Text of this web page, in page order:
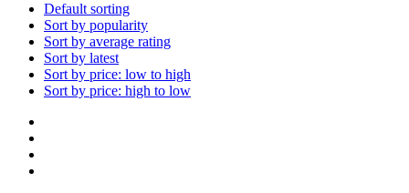
Default sorting
Sort by popularity
Sort by average rating
Sort by latest
Sort by price: low to high
Sort by price: high to low